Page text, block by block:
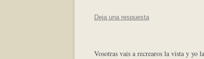
Deja una respuesta
Vosotras vais a recrearos la vista y yo